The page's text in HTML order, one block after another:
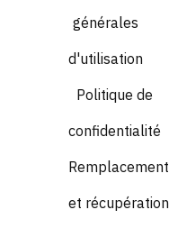
générales
d'utilisation
Politique de
confidentialité
Remplacement
et récupération